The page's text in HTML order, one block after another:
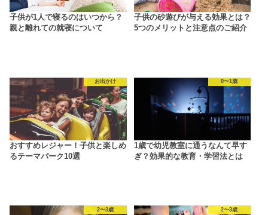
子供が1人で寝るのはいつから？
親と離れての就寝について
子供の砂遊びが与える効果とは？
5つのメリットと注意点のご紹介
お出かけ
おすすめレジャー！子供と楽しめ
るテーマパーク10選
0〜1歳
1歳で幼児教室に通うなんて早す
ぎ？効果的な教育・学習法とは
2〜3歳 2〜3歳